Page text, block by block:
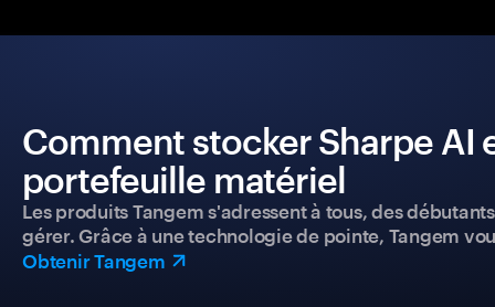
Comment stocker Sharpe AI
portefeuille matériel
Les produits Tangem s'adressent à tous, des
gérer. Grâce à une technologie de pointe, Tangem
Obtenir Tangem